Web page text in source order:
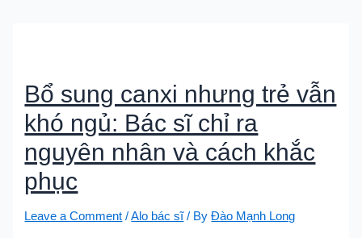
Bổ sung canxi nhưng trẻ vẫn
khó ngủ: Bác sĩ chỉ ra
nguyên nhân và cách khắc
phục
Leave a Comment /Alo bác sĩ/ ByĐào Mạnh Long